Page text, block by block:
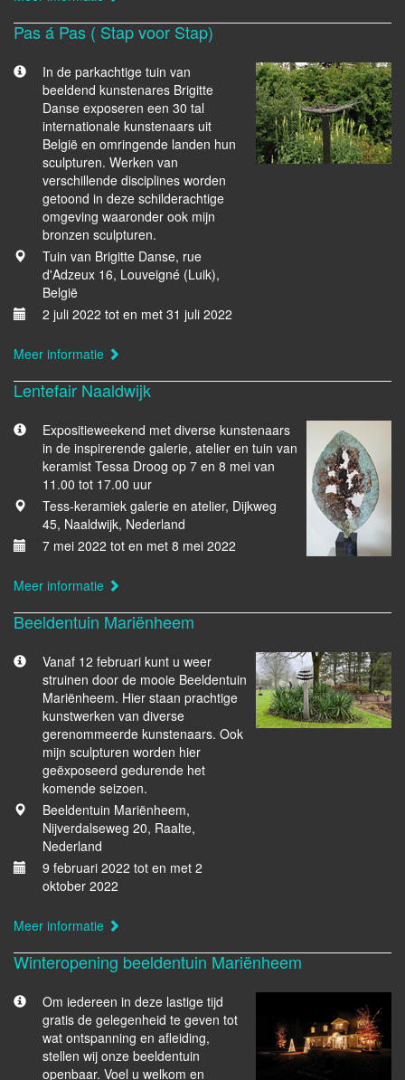
Pas á Pas ( Stap voor Stap)
In de parkachtige tuin van
beeldend kunstenares Brigitte
Danse exposeren een 30 tal
internationale kunstenaars uit
België en omringende landen hun
sculpturen. Werken van
verschillende disciplines worden
getoond in deze schilderachtige
omgeving waaronder ook mijn
bronzen sculpturen.
Tuin van Brigitte Danse, rue
d'Adzeux 16, Louveigné (Luik),
België
2 juli 2022 tot en met 31 juli 2022
Meer informatie
Lentefair Naaldwijk
Expositieweekend met diverse kunstenaars
in de inspirerende galerie, atelier en tuin van
keramist Tessa Droog op 7 en 8 mei van
11.00 tot 17.00 uur
Tess-keramiek galerie en atelier, Dijkweg
45, Naaldwijk, Nederland
7 mei 2022 tot en met 8 mei 2022
Meer informatie
Beeldentuin Mariënheem
Vanaf 12 februari kunt u weer
struinen door de mooie Beeldentuin
Mariënheem. Hier staan prachtige
kunstwerken van diverse
gerenommeerde kunstenaars. Ook
mijn sculpturen worden hier
geëxposeerd gedurende het
komende seizoen.
Beeldentuin Mariënheem,
Nijverdalseweg 20, Raalte,
Nederland
9 februari 2022 tot en met 2
oktober 2022
Meer informatie
Winteropening beeldentuin Mariënheem
Om iedereen in deze lastige tijd
gratis de gelegenheid te geven tot
wat ontspanning en afleiding,
stellen wij onze beeldentuin
openbaar. Voel u welkom en